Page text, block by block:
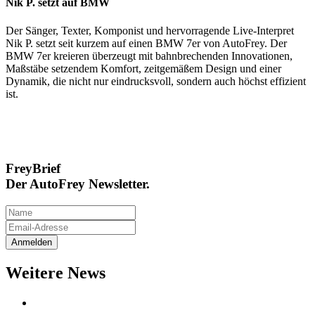
Nik P. setzt auf BMW
Der Sänger, Texter, Komponist und hervorragende Live-Interpret
Nik P. setzt seit kurzem auf einen BMW 7er von AutoFrey. Der
BMW 7er kreieren überzeugt mit bahnbrechenden Innovationen,
Maßstäbe setzendem Komfort, zeitgemäßem Design und einer
Dynamik, die nicht nur eindrucksvoll, sondern auch höchst effizient
ist.
FreyBrief
Der AutoFrey Newsletter.
Weitere News